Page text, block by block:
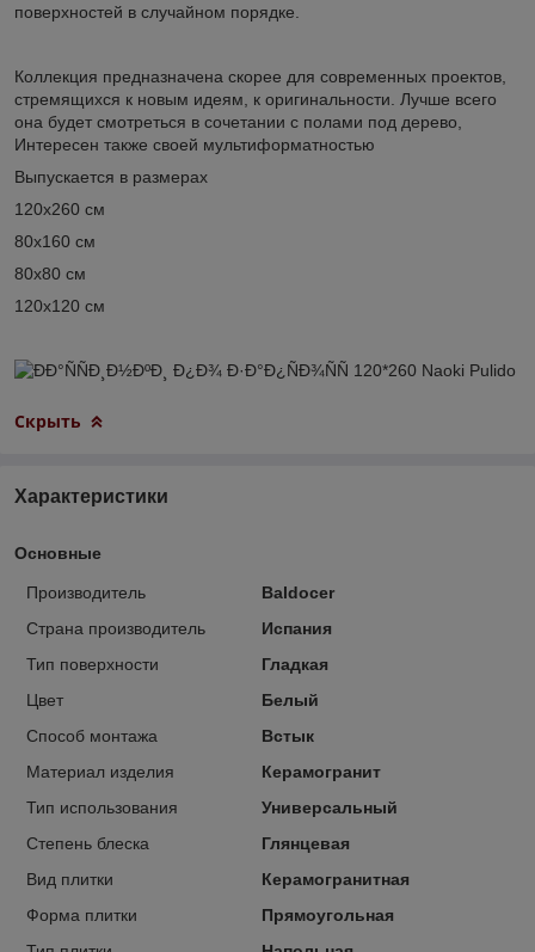
поверхностей в случайном порядке.
Коллекция предназначена скорее для современных проектов,
стремящихся к новым идеям, к оригинальности. Лучше всего
она будет смотреться в сочетании с полами под дерево,
Интересен также своей мультиформатностью
Выпускается в размерах
120х260 см
80х160 см
80х80 см
120х120 см
Скрыть
Характеристики
Основные
Производитель
Baldocer
Страна производитель
Испания
Тип поверхности
Гладкая
Цвет
Белый
Способ монтажа
Встык
Материал изделия
Керамогранит
Тип использования
Универсальный
Степень блеска
Глянцевая
Вид плитки
Керамогранитная
Форма плитки
Прямоугольная